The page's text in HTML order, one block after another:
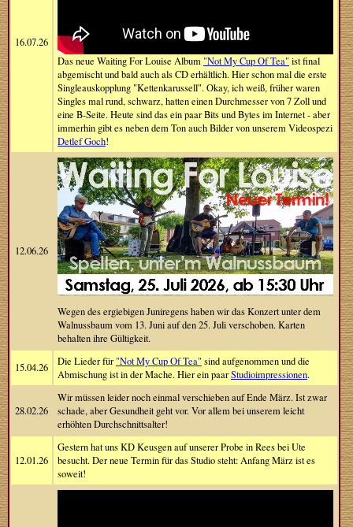
16.07.26
Das neue Waiting For Louise Album "Not My Cup Of Tea" ist final
abgemischt und bald auch als CD erhältlich. Hier schon mal die erste
Singleauskopplung "Kettenkarussell". Okay, ich weiß, früher waren
Singles mal rund, schwarz, hatten einen Durchmesser von 7 Zoll und
eine B-Seite. Heute sind das ein paar Bits und Bytes im Internet - aber
immerhin gibt es neben dem Ton auch Bilder von unserem Videospezi
Detlef Goch!
12.06.26
Wegen des ergiebigen Juniregens haben wir das Konzert unter dem
Walnussbaum vom 13. Juni auf den 25. Juli verschoben. Karten
behalten ihre Gültigkeit.
15.04.26 Die Lieder für "Not My Cup Of Tea" sind aufgenommen und die
Abmischung ist in der Mache. Hier ein paarStudioimpressionen.
28.02.26
Wir müssen leider noch einmal verschieben auf Ende März. Ist zwar
schade, aber Gesundheit geht vor. Vor allem bei unserem leicht
erhöhten Durchschnittsalter!
12.01.26
Gestern hat uns KD Keusgen auf unserer Probe in Rees bei Ute
besucht. Der neue Termin für das Studio steht: Anfang März ist es
soweit!